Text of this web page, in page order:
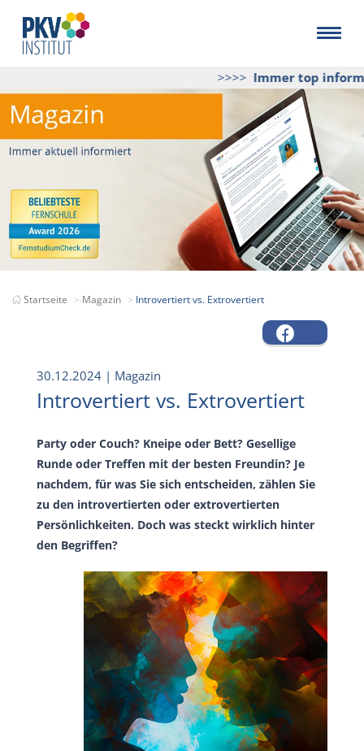
>>>>Immer top
Startseite Magazin Introvertiert vs. Extrovertiert
30.12.2024 | Magazin
Introvertiert vs. Extrovertiert
Party oder Couch? Kneipe oder Bett? Gesellige
Runde oder Treffen mit der besten Freundin? Je
nachdem, für was Sie sich entscheiden, zählen Sie
zu den introvertierten oder extrovertierten
Persönlichkeiten. Doch was steckt wirklich hinter
den Begriffen?